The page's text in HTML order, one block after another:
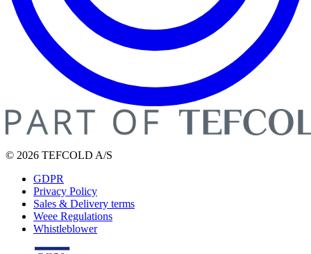
© 2026 TEFCOLD A/S
GDPR
Privacy Policy
Sales & Delivery terms
Weee Regulations
Whistleblower